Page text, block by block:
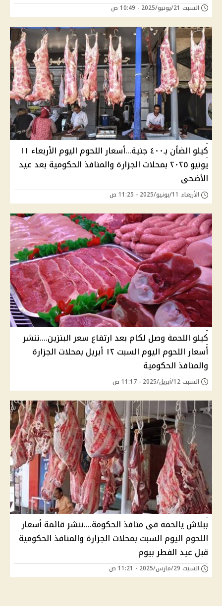
السبت 21/يونيو/2025 - 10:49 ص
كيلو الضأن بـ٤٠٠ جنية...أسعار اللحوم اليوم الأربعاء ١١
يونيو ٢٠٢٥ بمحلات الجزارة والمنافذ الحكومية بعد عيد
الأضحى
الأربعاء 11/يونيو/2025 - 11:25 ص
كيلو اللحمة وصل لكام بعد ارتفاع سعر البنزين....ننشر
أسعار اللحوم اليوم السبت ١٢ أبريل بمحلات الجزارة
والمنافذ الحكومية
السبت 12/أبريل/2025 - 11:17 ص
ببلاش يالحمه فى منافذ الحكومة....ننشر قائمة أسعار
اللحوم اليوم السبت بمحلات الجزارة والمنافذ الحكومية
قبل عيد الفطر بيوم
السبت 29/مارس/2025 - 11:21 ص